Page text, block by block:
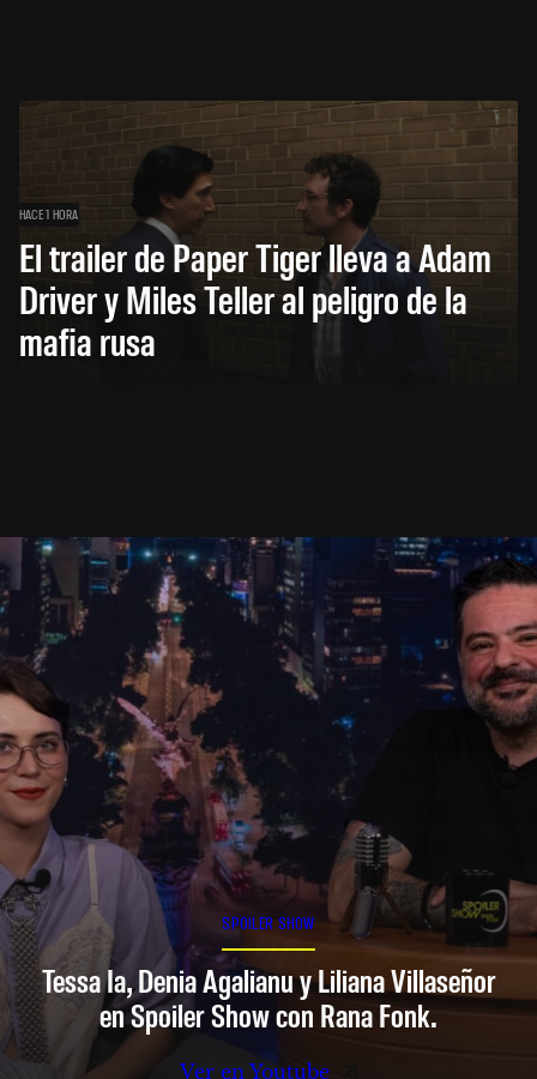
HACE 1 HORA
El trailer de Paper Tiger lleva a Adam
Driver y Miles Teller al peligro de la
mafia rusa
SPOILER SHOW
Tessa Ia, Denia Agalianu y Liliana Villaseñor
en Spoiler Show con Rana Fonk.
Ver en Youtube